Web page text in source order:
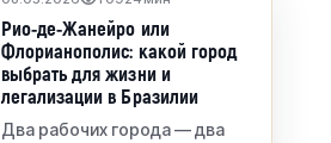
Рио-де-Жанейро или
Флорианополис: какой город
выбрать для жизни и
легализации в Бразилии
Два рабочих города — два